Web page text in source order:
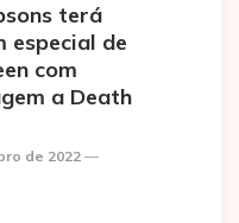
terá
especial de
com
a Death
de 2022